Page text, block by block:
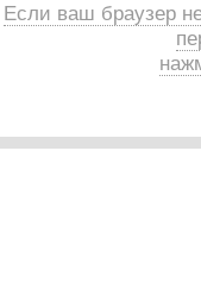
Если ваш браузер